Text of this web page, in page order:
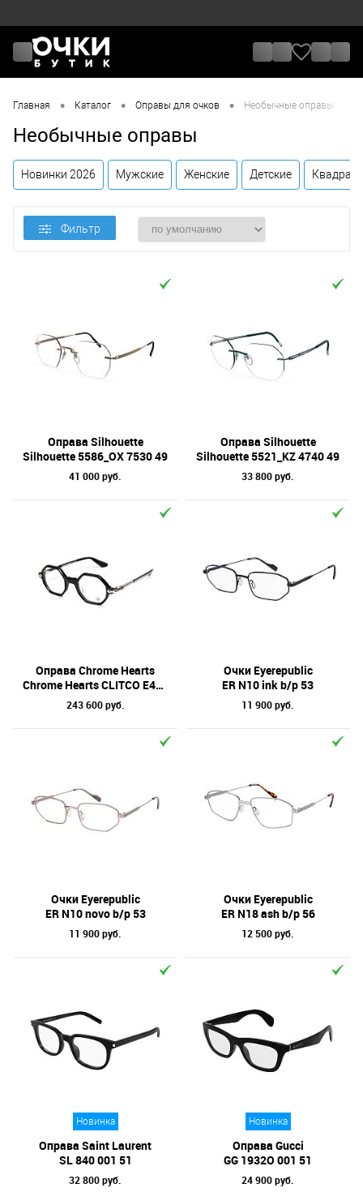
Главная • Каталог • Оправы для очков • Необычные оправы
Необычные оправы
Новинки 2026 Мужские Женские Детские
Цена
Назначение / Пол
Коллекция
Цвет оправы
Технология оптики
Фильтр
Оправа Silhouette
Silhouette 5586_OX 7530 49
41 000 руб.
Оправа Silhouette
Silhouette 5521_KZ 4740 49
33 800 руб.
Оправа Chrome Hearts
Chrome Hearts СLITCO E46 BK 46
243 600 руб.
Очки Eyerepublic
ER N10 ink b/p 53
11 900 руб.
Очки Eyerepublic
ER N10 novo b/p 53
11 900 руб.
Очки Eyerepublic
ER N18 ash b/p 56
12 500 руб.
Новинка
Оправа Saint Laurent
SL 840 001 51
32 800 руб.
Новинка
Оправа Gucci
GG 1932O 001 51
24 900 руб.